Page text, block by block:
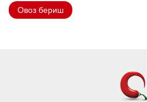
Овоз бериш